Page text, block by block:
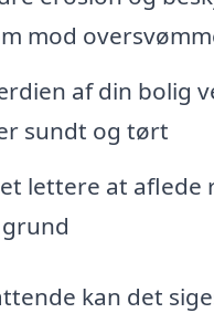
mod
af din bolig
sundt og tørt
lettere at aflede
kan det